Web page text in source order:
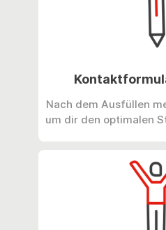
Nach dem Ausfüllen
um dir den optimalen